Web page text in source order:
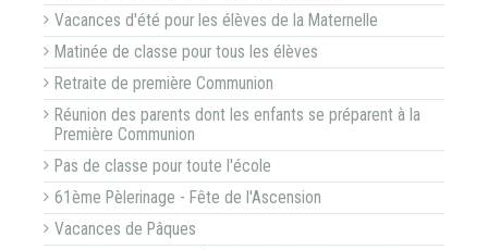
Vacances d'été pour les élèves de la Maternelle
Matinée de classe pour tous les élèves
Retraite de première Communion
Réunion des parents dont les enfants se préparent à la
Première Communion
Pas de classe pour toute l'école
61ème Pèlerinage - Fête de l'Ascension
Vacances de Pâques